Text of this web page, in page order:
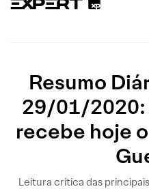
Resumo
29/01/2020:
recebe hoje
Leitura crítica das